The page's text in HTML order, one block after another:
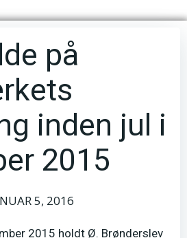
på
inden jul i
2015
5, 2016
2015 holdt Ø. Brønderslev